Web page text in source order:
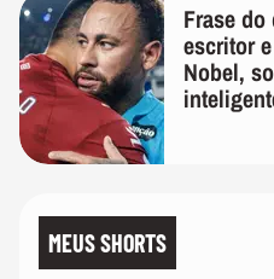
Frase do
escritor
Nobel,
MEUS SHORTS